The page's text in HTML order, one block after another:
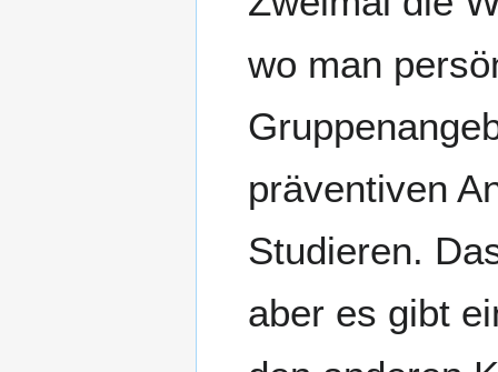
wo man
präventiven
Studieren.
aber es gibt